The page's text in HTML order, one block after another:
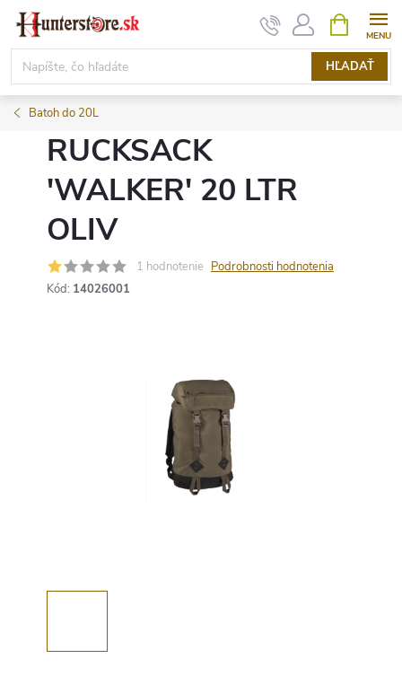
Prejsť
obsah
HĽADAŤ
KOŠÍK
Batoh do 20L
RUCKSACK
′WALKER′ 20 LTR
OLIV
1 hodnotenie Podrobnosti hodnotenia
Kód: 14026001